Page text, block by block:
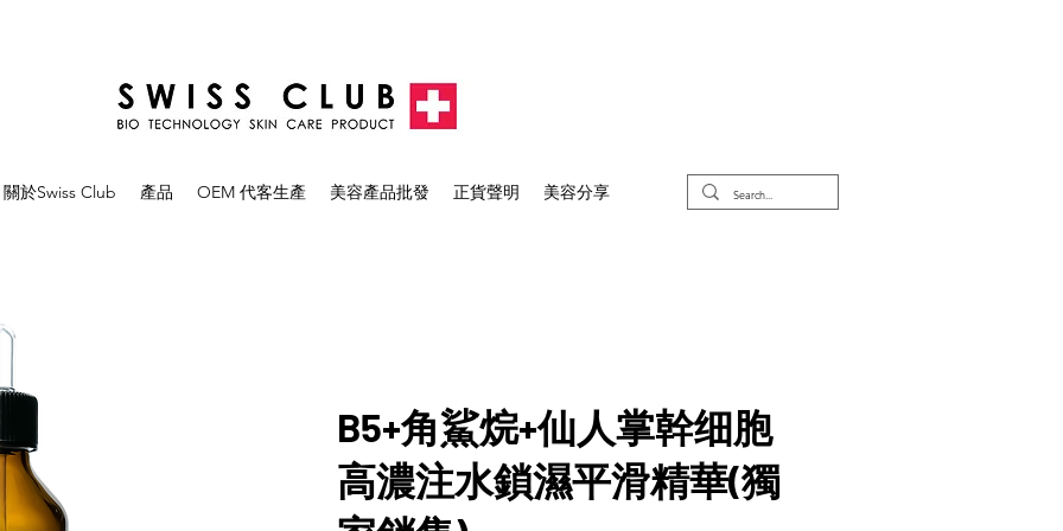
關於Swiss Club 產品 OEM 代客生產 美容產品批發 正貨聲明 美容分享
B5+角鯊烷+仙人掌幹细胞
高濃注水鎖濕平滑精華(獨